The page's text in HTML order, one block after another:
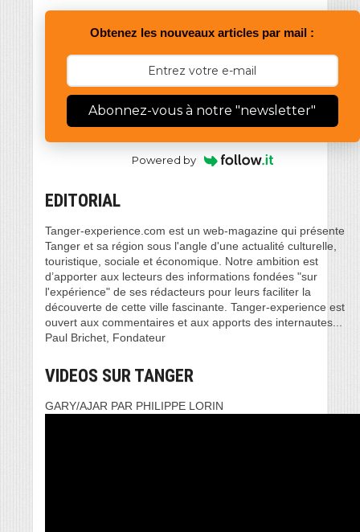
Obtenez les nouveaux articles par mail :
Abonnez-vous à notre "newsletter"
Powered by
EDITORIAL
Tanger-experience.com est un web-magazine qui présente
Tanger et sa région sous l'angle d'une actualité culturelle,
touristique, sociale et économique. Notre ambition est
d’apporter aux lecteurs des informations fondées "sur
l'expérience" de ses rédacteurs pour leurs faciliter la
découverte de cette ville fascinante. Tanger-experience est
ouvert aux commentaires et aux apports des internautes...
Paul Brichet, Fondateur
VIDEOS SUR TANGER
GARY/AJAR PAR PHILIPPE LORIN